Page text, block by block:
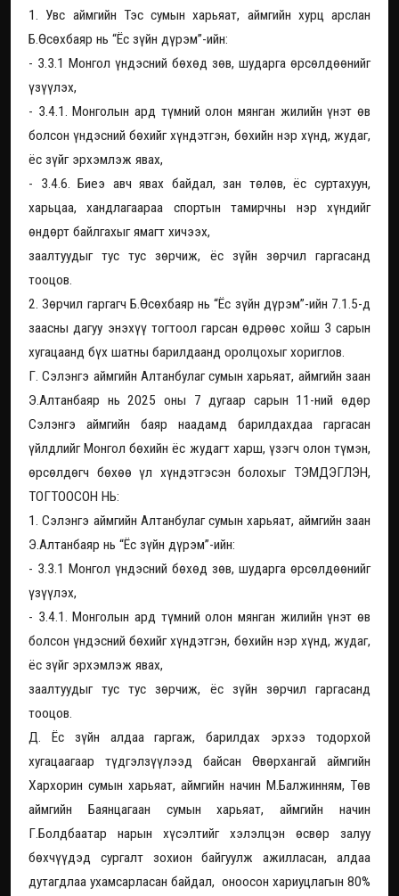
1. Увс аймгийн Тэс сумын харьяат, аймгийн хурц арслан
Б.Өсөхбаяр нь “Ёс зүйн дүрэм”-ийн:
- 3.3.1 Монгол үндэсний бөхөд зөв, шударга өрсөлдөөнийг
үзүүлэх,
- 3.4.1. Монголын ард түмний олон мянган жилийн үнэт өв
болсон үндэсний бөхийг хүндэтгэн, бөхийн нэр хүнд, жудаг,
ёс зүйг эрхэмлэж явах,
- 3.4.6. Биеэ авч явах байдал, зан төлөв, ёс суртахуун,
харьцаа, хандлагаараа спортын тамирчны нэр хүндийг
өндөрт байлгахыг ямагт хичээх,
заалтуудыг тус тус зөрчиж, ёс зүйн зөрчил гаргасанд
тооцов.
2. Зөрчил гаргагч Б.Өсөхбаяр нь “Ёс зүйн дүрэм”-ийн 7.1.5-д
заасны дагуу энэхүү тогтоол гарсан өдрөөс хойш 3 сарын
хугацаанд бүх шатны барилдаанд оролцохыг хориглов.
Г. Сэлэнгэ аймгийн Алтанбулаг сумын харьяат, аймгийн заан
Э.Алтанбаяр нь 2025 оны 7 дугаар сарын 11-ний өдөр
Сэлэнгэ аймгийн баяр наадамд барилдахдаа гаргасан
үйлдлийг Монгол бөхийн ёс жудагт харш, үзэгч олон түмэн,
өрсөлдөгч бөхөө үл хүндэтгэсэн болохыг ТЭМДЭГЛЭН,
ТОГТООСОН НЬ:
1. Сэлэнгэ аймгийн Алтанбулаг сумын харьяат, аймгийн заан
Э.Алтанбаяр нь “Ёс зүйн дүрэм”-ийн:
- 3.3.1 Монгол үндэсний бөхөд зөв, шударга өрсөлдөөнийг
үзүүлэх,
- 3.4.1. Монголын ард түмний олон мянган жилийн үнэт өв
болсон үндэсний бөхийг хүндэтгэн, бөхийн нэр хүнд, жудаг,
ёс зүйг эрхэмлэж явах,
заалтуудыг тус тус зөрчиж, ёс зүйн зөрчил гаргасанд
тооцов.
Д. Ёс зүйн алдаа гаргаж, барилдах эрхээ тодорхой
хугацаагаар түдгэлзүүлээд байсан Өвөрхангай аймгийн
Хархорин сумын харьяат, аймгийн начин М.Балжинням, Төв
аймгийн Баянцагаан сумын харьяат, аймгийн начин
Г.Болдбаатар нарын хүсэлтийг хэлэлцэн өсвөр залуу
бөхчүүдэд сургалт зохион байгуулж ажилласан, алдаа
дутагдлаа ухамсарласан байдал, оноосон хариуцлагын 80%